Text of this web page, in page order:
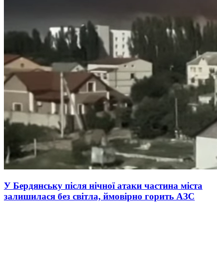
У Бердянську після нічної атаки частина міста
залишилася без світла, ймовірно горить АЗС